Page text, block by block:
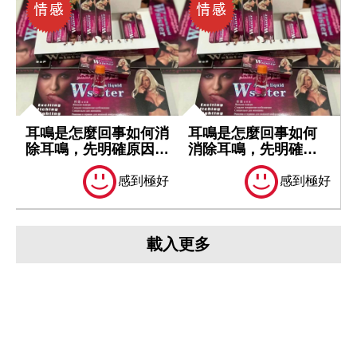
耳鳴是怎麼回事如何消
除耳鳴，先明確原因再
感到極好
耳鳴是怎麼回事如何
消除耳鳴，先明確原
感到極好
載入更多